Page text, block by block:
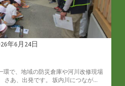
年6月24日
環で、地域の防災倉庫や河川改修現場
さあ、出発です。 坂内川につなが...